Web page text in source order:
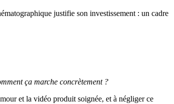
justifie son investissement : un cadre
ça marche concrètement ?
et la vidéo produit soignée, et à négliger ce